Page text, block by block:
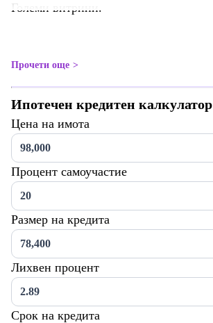
Големи витрини.
Прочети още
Ипотечен кредитен калкулатор
Цена на имота
Процент самоучастие
Размер на кредита
Лихвен процент
Срок на кредита